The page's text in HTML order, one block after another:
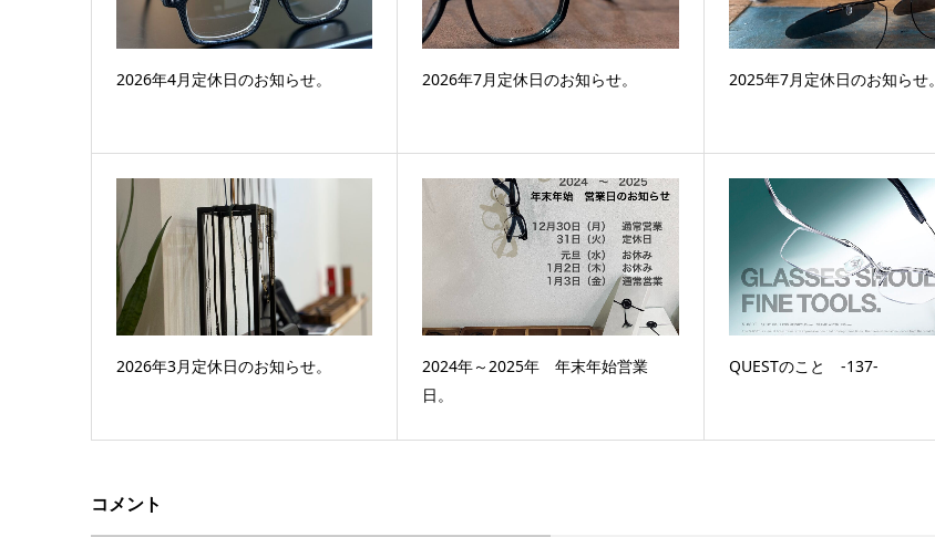
2026年4月定休日のお知らせ。 2026年7月定休日のお知らせ。 2025年7月定休日のお知らせ。
2026年3月定休日のお知らせ。
2024年～2025年 年末年始営業
日。
QUESTのこと ‐137‐
コメント